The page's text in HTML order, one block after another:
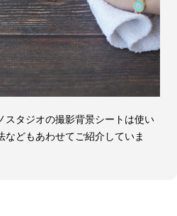
スタジオの撮影背景シートは使い
などもあわせてご紹介していま